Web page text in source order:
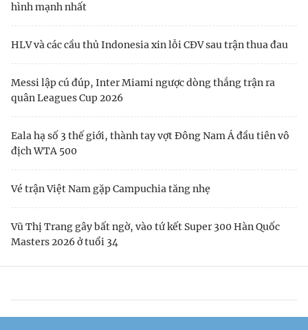
hình mạnh nhất
HLV và các cầu thủ Indonesia xin lỗi CĐV sau trận thua đau
Messi lập cú đúp, Inter Miami ngược dòng thắng trận ra
quân Leagues Cup 2026
Eala hạ số 3 thế giới, thành tay vợt Đông Nam Á đầu tiên vô
địch WTA 500
Vé trận Việt Nam gặp Campuchia tăng nhẹ
Vũ Thị Trang gây bất ngờ, vào tứ kết Super 300 Hàn Quốc
Masters 2026 ở tuổi 34